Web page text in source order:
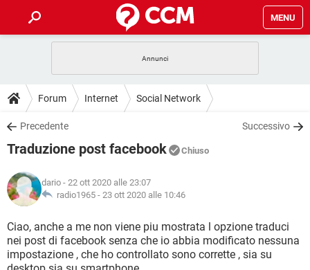
MENU
INTRATTENIMENTO ANDROID
iOS
INSTAGRAM WHATSAPP
TIKTOK
HARDWARE
GUIDE
COVID-19
INSTAGRAM
TIKTOK
HARDWARE
DOWNLOAD
COVID-19 GAMING
INTRATTENIMENTO
iOS WINDOWS 10
INSTAGRAM WHATSAPP
TIKTOK FACEBOOK
HARDWARE
COVID-19
INTRATTENIMENTO
iOS WINDOWS 10
INSTAGRAM WHATSAPP
GLOSSARIO
COVID-19
INTRATTENIMENTO ANDROID
iOS
Forum Internet Social Network
Precedente Successivo
Traduzione post facebook Chiuso
dario - 22 ott 2020 alle 23:07
radio1965 - 23 ott 2020 alle 10:46
Ciao, anche a me non viene piu mostrata l opzione traduci
nei post di facebook senza che io abbia modificato nessuna
impostazione , che ho controllato sono corrette , sia su